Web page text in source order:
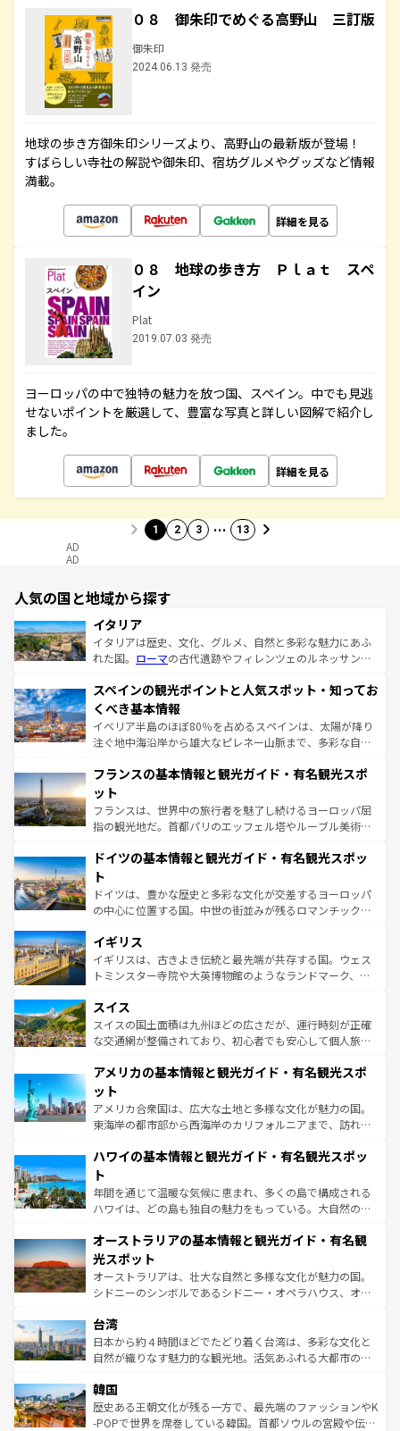
０８ 御朱印でめぐる高野山 三訂版
御朱印
2024.06.13 発売
地球の歩き方御朱印シリーズより、高野山の最新版が登場！
すばらしい寺社の解説や御朱印、宿坊グルメやグッズなど情報
満載。
詳細を見る
０８ 地球の歩き方 Ｐｌａｔ スペ
イン
Plat
2019.07.03 発売
ヨーロッパの中で独特の魅力を放つ国、スペイン。中でも見逃
せないポイントを厳選して、豊富な写真と詳しい図解で紹介し
ました。
詳細を見る
1 2 3 … 13
AD
AD
人気の国と地域から探す
イタリア
イタリアは歴史、文化、グルメ、自然と多彩な魅力にあふ
れた国。 ローマの古代遺跡やフィレンツェのルネッサンス
ろん、トスカーナの美しい田園風景やアマルフィ海岸の絶
景など、自然景観も見逃せない。観光の合間には、本場の
ピザやパスタなど、絶品のイタリア料理を堪能することも
できる。朝目覚めてから夜眠るまで、すべての瞬間を楽し
なお、新着のイタリア情報はコンテンツ一覧を参照してほ
しい。
スペインの観光ポイントと人気スポット・知ってお
くべき基本情報
イベリア半島のほぼ80％を占めるスペインは、太陽が降り
注ぐ地中海沿岸から雄大なピレネー山脈まで、多彩な自然
文化が根付くこの国では、情熱的なフラメンコ、熱気あふ
れる闘牛、そして美味しいタパスが生活の一部となってい
る。首都マドリードの洗練された雰囲気や、バルセロナの
アートに溢れた街角から、地方では古代ローマ遺跡や中世
せる。地方によって風土や気候が異なるスペインはその個
ンテンツ一覧 を参照してほしい。
フランスの基本情報と観光ガイド・有名観光スポ
ット
フランスは、世界中の旅行者を魅了し続けるヨーロッパ屈
指の観光地だ。首都パリのエッフェル塔やルーブル美術館
で、幅広い魅力が詰まっている。華麗な宮殿、歴史的な大
聖堂、美しいビーチ、そして豊かな自然が、訪れる者を心
から魅了する。また、フランスは美食の国としても知ら
れ、フランス料理はユネスコ無形文化遺産にも登録されて
香り高いラベンダー畑など、多彩な楽しみ方が可能だ。さ
らに、パリ以外の地域にも魅力が溢れており、どの街角に
も豊かな歴史と文化が息づいている。パリ以外の個性あふ
を参照してほしい。
ドイツの基本情報と観光ガイド・有名観光スポッ
ト
ドイツは、豊かな歴史と多彩な文化が交差するヨーロッパ
の中心に位置する国。中世の街並みが残るロマンチック街
顔を持つこの国は、どこを歩いても飽きることがない。ベ
ルリンの文化的活気、バイエルン州のアルプスの絶景、そ
してライン川沿いのワイン畑といった風景は必見。ビール
は、お酒好きな人にはぜひ体験してほしい。 なお、新着の
ドイツ情報はコンテンツ一覧を参照してほしい。
イギリス
イギリスは、古きよき伝統と最先端が共存する国。ウェス
トミンスター寺院や大英博物館のようなランドマーク、歴
リアごとに異なる魅力がある。また、優雅なアフタヌーン
ティー、ビール好きにはたまらない英国パブ、サッカー観
戦など、本場だからこそできる体験も豊富。イギリスを旅
ンツ一覧を参照してほしい。
スイス
スイスの国土面積は九州ほどの広さだが、運行時刻が正確
な交通網が整備されており、初心者でも安心して個人旅行
の建物がそのまま残る町や、スイスならではのユニークな
博物館もあり、アルプス観光だけでなく町歩きも満喫する
ことができる。国民の所得が高いため物価も高いが、旅行
者向けの交通パス提供のサービスもあり、うまく活用すれ
着のスイス情報はコンテンツ一覧を参照してほしい。
アメリカの基本情報と観光ガイド・有名観光スポ
ット
アメリカ合衆国は、広大な土地と多様な文化が魅力の国。
東海岸の都市部から西海岸のカリフォルニアまで、訪れる
のような巨大都市は、観光、ショッピング、エンターテイ
ンメントが詰まった刺激的なスポットだ。一方、アメリカ
西部には大自然が広がり、グランドキャニオンやイエロー
ストーン国立公園といった絶景が堪能できる。さらに、南
文化が魅力。旅行者はアメリカの各地域で異なる魅力を楽
しみながら、その多様性と豊かな歴史を感じることができ
るだろう。車でのロードトリップや列車の旅も、アメリカ
ならではの贅沢な旅のスタイルだ。 なお、新着のアメリカ
情報は コンテンツ一覧 を参照してほしい。
ハワイの基本情報と観光ガイド・有名観光スポッ
ト
年間を通じて温暖な気候に恵まれ、多くの島で構成される
ハワイは、どの島も独自の魅力をもっている。大自然の神
ワイ島は見逃せない。また、定番の観光地といえばオアフ
島だが、静かな自然を求めるならマウイ島やカウアイ島が
おすすめ。エメラルドグリーンに輝く海をはじめ、豊かな
文化や歴史が息づいている。「アロハスピリット」と呼ば
人々、おいしいローカルフードやハワイアンミュージッ
ク、伝統的なフラダンスなど、すべてがハワイの魅力を彩
っている。訪れるたびに新しい発見と感動が待っているハ
はコンテンツ一覧
オーストラリアの基本情報と観光ガイド・有名観
光スポット
オーストラリアは、壮大な自然と多様な文化が魅力の国。
シドニーのシンボルであるシドニー・オペラハウス、オー
リアリーフや大陸中央部にそびえるウルル（エアーズロッ
ク）、タスマニアの美しい原生林やケアンズの熱帯雨林な
ど、見どころがたくさん。また、カフェやワイン、オージ
いる。アクティビティも充実しており、サーフィンやダイ
ビング、ハイキングなど、アウトドア好きにはたまらな
い。オーストラリアの多彩な魅力を存分に味わいつくそ
台湾
日本から約４時間ほどでたどり着く台湾は、多彩な文化と
自然が織りなす魅力的な観光地。活気あふれる大都市の台
ン）、静ひつな山岳地帯である台湾東部など、都市の喧騒
と山間の静けさが共存しており、訪れる人に新しい発見と
驚きをもたらしてくれる。また、奥深い台湾の食文化も魅
韓国
歴史ある王朝文化が残る一方で、最先端のファッションやK
-POPで世界を席巻している韓国。首都ソウルの宮殿や伝統